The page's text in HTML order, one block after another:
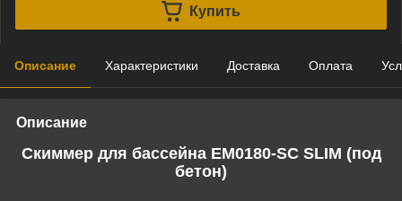
Купить
Описание Характеристики Доставка Оплата
Описание
Скиммер для бассейна EM0180-SС SLIM (под
бетон)